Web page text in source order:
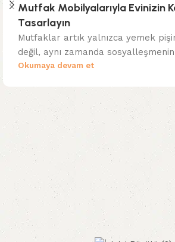
Mutfak Mobilyalarıyla Evinizin
Tasarlayın
Mutfaklar artık yalnızca yemek
değil, aynı zamanda
Okumaya devam et
Read More